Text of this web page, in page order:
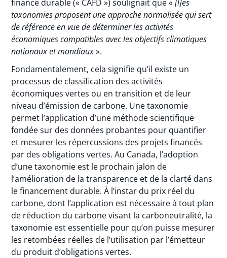
finance durable (« CAFD ») soulignait que «[l]es
taxonomies proposent une approche normalisée qui sert
de référence en vue de déterminer les activités
économiques compatibles avec les objectifs climatiques
nationaux et mondiaux».
Fondamentalement, cela signifie qu’il existe un
processus de classification des activités
économiques vertes ou en transition et de leur
niveau d’émission de carbone. Une taxonomie
permet l’application d’une méthode scientifique
fondée sur des données probantes pour quantifier
et mesurer les répercussions des projets financés
par des obligations vertes. Au Canada, l’adoption
d’une taxonomie est le prochain jalon de
l’amélioration de la transparence et de la clarté dans
le financement durable. À l’instar du prix réel du
carbone, dont l’application est nécessaire à tout plan
de réduction du carbone visant la carboneutralité, la
taxonomie est essentielle pour qu’on puisse mesurer
les retombées réelles de l’utilisation par l’émetteur
du produit d’obligations vertes.